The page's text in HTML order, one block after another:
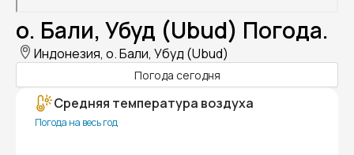
о. Бали, Убуд (Ubud) Погода.
Индонезия, о. Бали, Убуд (Ubud)
Погода сегодня
Средняя температура воздуха
Погода на весь год